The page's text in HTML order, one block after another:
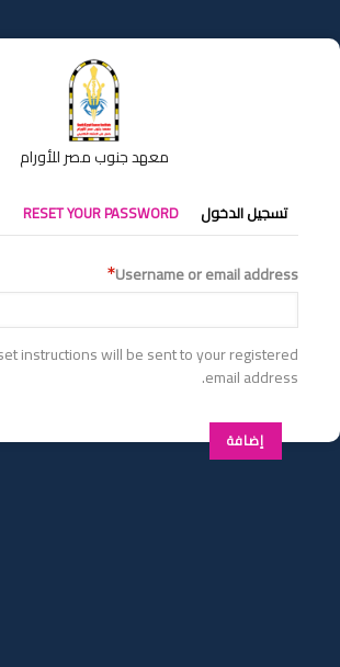
إلى
المحتوى
معهد جنوب مصر للأورام
التبويبات
الأساسية
تسجيل الدخول RESET YOUR PASSWORD
Username or email address
instructions will be sent to your registered
email address.